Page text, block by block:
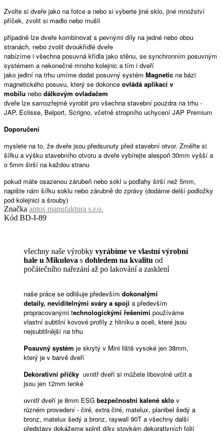
Zvolte si dveře jako na fotce a nebo si vyberte jiné sklo, jiné množství
příček, zvolit si madlo nebo mušli
případně lze dveře kombinovat s pevnými díly na jedné nebo obou
stranách, nebo zvolit dvoukřídlé dveře
nabízíme i všechna posuvná křídla jako stěnu, se synchronním posuvným
systémem a nekonečné mnoho kolejnic a tím i dveří
jako jediní na trhu umíme dodat posuvný systém Magnetic na bázi
magnetického posuvu, který se dokonce ovládá aplikací v
mobilu nebo dálkovým ovladačem
dveře lze samozřejmě vyrobit pro všechna stavební pouzdra na trhu -
JAP, Eclisse, Belport, Scrigno, včetně stropního uchycení JAP Premium
Doporučení
myslete na to, že dveře jsou předsunuty před stavební otvor. Změřte si
šířku a výšku stavebního otvoru a dveře vybírejte alespoň 30mm vyšší a
o 5mm širší na každou stranu
pokud máte osazenou zárubeň nebo sokl u podlahy širší než 5mm,
napište nám šířku soklu nebo zárubně do zprávy (dodáme delší podložky
pod kolejnici a šrouby)
Značka antos manufaktura s.r.o.
Kód BD-I-89
všechny naše výrobky vyrábíme ve vlastní výrobní
hale u Mikulova s ​​​​ dohledem na kvalitu od
počátečního nařezání až po lakování a zasklení
naše práce se odlišuje především dokonalými
detaily, neviditelnými sváry a spoji a především
propracovanými technologickými řešeními používáme
vlastní subtilní kovové profily z hliníku a oceli, které jsou
nejsubtilnější na trhu
Posuvný systém je skrytý v Mini liště vysoké jen 38mm,
který je v barvě dveří
Dekorativní příčky uvnitř dveří si můžete libovolně určit a
jsou jen 12mm tenké
uvnitř dveří je 8mm ESG bezpečnostní kalené sklo v
různém provedení - čiré, extra čiré, matelux, planibel šedý a
bronz, matelux šedý a bronz, raywall 90T a všechny další
představy dokážeme splnit díky stovkám dekorativních folií